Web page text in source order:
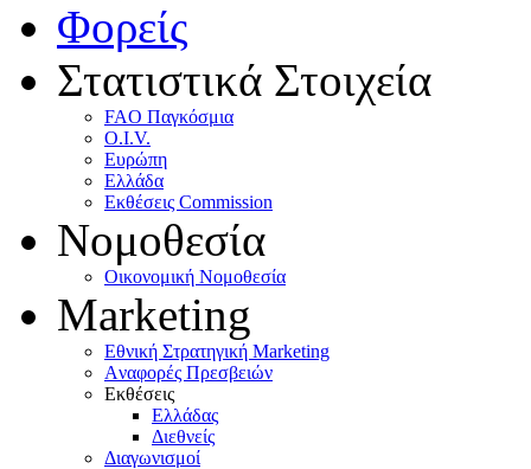
Φορείς
Στατιστικά Στοιχεία
FAO Παγκόσμια
O.I.V.
Ευρώπη
Ελλάδα
Eκθέσεις Commission
Νομοθεσία
Οικονομική Νομοθεσία
Marketing
Eθνική Στρατηγική Marketing
Aναφορές Πρεσβειών
Eκθέσεις
Eλλάδας
Διεθνείς
Διαγωνισμοί